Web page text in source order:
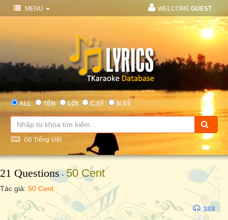
MENU WELCOME GUEST
ALL TÊN LỜI C.SỸ N.SỸ
Gõ Tiếng Việt
21 Questions - 50 Cent
Tác giả: 50 Cent
388